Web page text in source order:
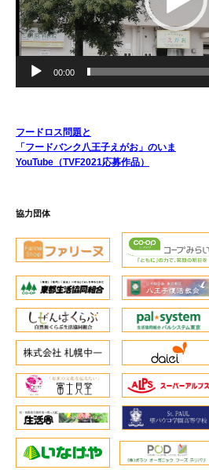
ー
00:00
フードロス問題と
「フードバンク八王子えがお」のいま
YouTube（TVF2021応募作品）
協力団体